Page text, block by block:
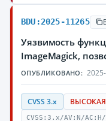
BDU:2025-11265
Уязвимость
ImageMagick,
ОПУБЛИКОВАНО:
CVSS 3.x ВЫСОКАЯ
CVSS:3.x/AV:N/